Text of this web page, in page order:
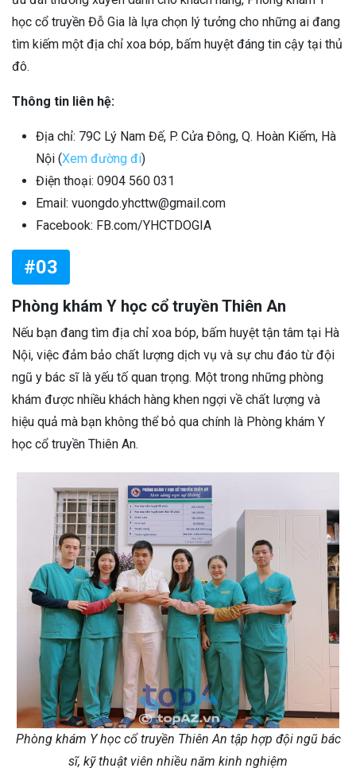
học cổ truyền Đỗ Gia là lựa chọn lý tưởng cho những ai đang
tìm kiếm một địa chỉ xoa bóp, bấm huyệt đáng tin cậy tại thủ
đô.
Thông tin liên hệ:
Địa chỉ: 79C Lý Nam Đế, P. Cửa Đông, Q. Hoàn Kiếm, Hà
Nội (Xem đường đi)
Điện thoại: 0904 560 031
Email: vuongdo.yhcttw@gmail.com
Facebook: FB.com/YHCTDOGIA
#03
Phòng khám Y học cổ truyền Thiên An
Nếu bạn đang tìm địa chỉ xoa bóp, bấm huyệt tận tâm tại Hà
Nội, việc đảm bảo chất lượng dịch vụ và sự chu đáo từ đội
ngũ y bác sĩ là yếu tố quan trọng. Một trong những phòng
khám được nhiều khách hàng khen ngợi về chất lượng và
hiệu quả mà bạn không thể bỏ qua chính là Phòng khám Y
học cổ truyền Thiên An.
Phòng khám Y học cổ truyền Thiên An tập hợp đội ngũ bác
sĩ, kỹ thuật viên nhiều năm kinh nghiệm